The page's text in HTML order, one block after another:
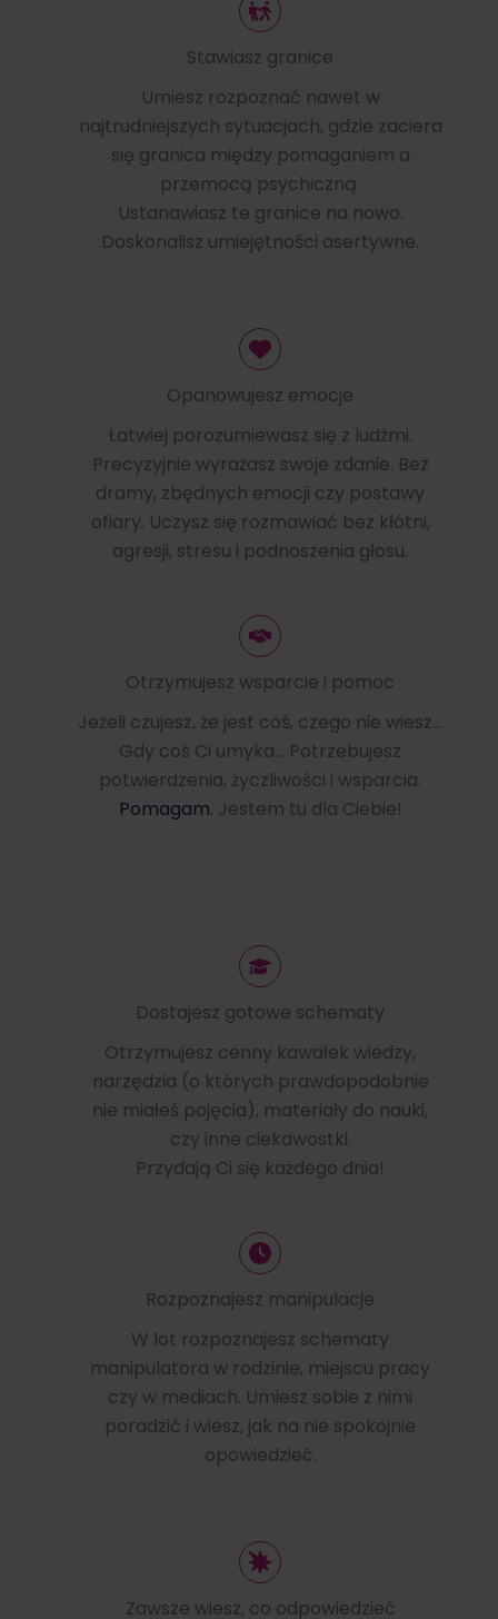
Stawiasz granice
Umiesz rozpoznać nawet w
najtrudniejszych sytuacjach, gdzie zaciera
się granica między pomaganiem a
przemocą psychiczną.
Ustanawiasz te granice na nowo.
Doskonalisz umiejętności asertywne.
Opanowujesz emocje
Łatwiej porozumiewasz się z ludźmi.
Precyzyjnie wyrażasz swoje zdanie. Bez
dramy, zbędnych emocji czy postawy
ofiary. Uczysz się rozmawiać bez kłótni,
agresji, stresu i podnoszenia głosu.
Otrzymujesz wsparcie i pomoc
Jeżeli czujesz, że jest coś, czego nie wiesz…
Gdy coś Ci umyka… Potrzebujesz
potwierdzenia, życzliwości i wsparcia.
Pomagam. Jestem tu dla Ciebie!
Dostajesz gotowe schematy
Otrzymujesz cenny kawałek wiedzy,
narzędzia (o których prawdopodobnie
nie miałeś pojęcia), materiały do nauki,
czy inne ciekawostki.
Przydają Ci się każdego dnia!
Rozpoznajesz manipulacje
W lot rozpoznajesz schematy
manipulatora w rodzinie, miejscu pracy
czy w mediach. Umiesz sobie z nimi
poradzić i wiesz, jak na nie spokojnie
opowiedzieć.
Zawsze wiesz, co odpowiedzieć